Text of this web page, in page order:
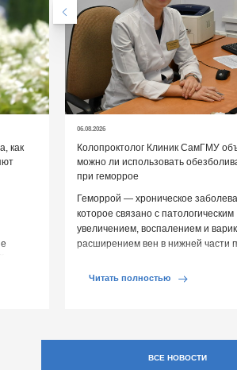
как
06.08.2026
Колопроктолог Клиник СамГМУ
можно ли использовать
при геморрое
Геморрой — хроническое
которое связано с патологическим
увеличением, воспалением и
расширением вен в нижней части
обострении […]
Читать полностью
ВСЕ НОВОСТИ